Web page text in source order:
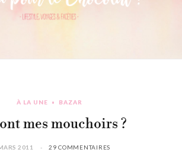
À LA UNE BAZAR
mes mouchoirs ?
2011 29 COMMENTAIRES